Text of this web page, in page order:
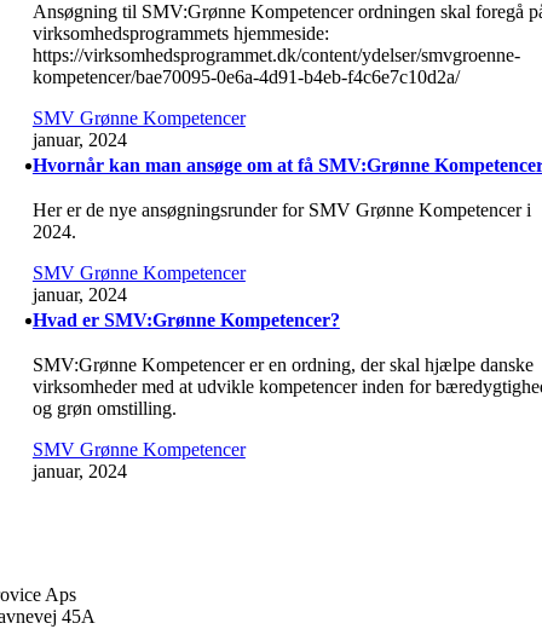
Ansøgning til SMV:Grønne Kompetencer ordningen skal foregå
virksomhedsprogrammets hjemmeside:
https://virksomhedsprogrammet.dk/content/ydelser/smvgroenne-
kompetencer/bae70095-0e6a-4d91-b4eb-f4c6e7c10d2a/
SMV Grønne Kompetencer
januar, 2024
Hvornår kan man ansøge om at få SMV:Grønne
Her er de nye ansøgningsrunder for SMV Grønne Kompetencer i
2024.
SMV Grønne Kompetencer
januar, 2024
Hvad er SMV:Grønne Kompetencer?
SMV:Grønne Kompetencer er en ordning, der skal hjælpe danske
virksomheder med at udvikle kompetencer inden for
og grøn omstilling.
SMV Grønne Kompetencer
januar, 2024
Aps
45A